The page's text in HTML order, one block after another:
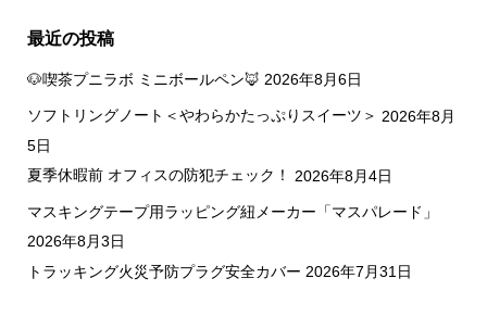
最近の投稿
🐶喫茶プニラボ ミニボールペン🦊 2026年8月6日
ソフトリングノート＜やわらかたっぷりスイーツ＞ 2026年8月
5日
夏季休暇前 オフィスの防犯チェック！
2026年8月4日
マスキングテープ用ラッピング紐メーカー「マスパレード」
2026年8月3日
トラッキング火災予防プラグ安全カバー 2026年7月31日